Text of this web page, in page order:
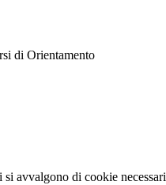
di Orientamento
avvalgono di cookie